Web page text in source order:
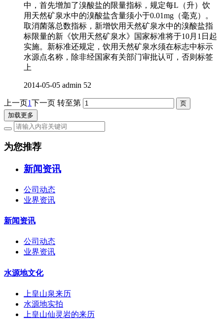
中，首先增加了溴酸盐的限量指标，规定每L（升）饮
用天然矿泉水中的溴酸盐含量须小于0.01mg（毫克）。
取消菌落总数指标，新增饮用天然矿泉水中的溴酸盐指
标限量的新《饮用天然矿泉水》国家标准将于10月1日起
实施。新标准还规定，饮用天然矿泉水须在标志中标示
水源点名称，除非经国家有关部门审批认可，否则标签
上
2014-05-05 admin 52
上一页1下一页 转至第
加载更多
为您推荐
新闻资讯
公司动态
业界资讯
新闻资讯
公司动态
业界资讯
水源地文化
上皇山泉来历
水源地实拍
上皇山仙灵岩的来历